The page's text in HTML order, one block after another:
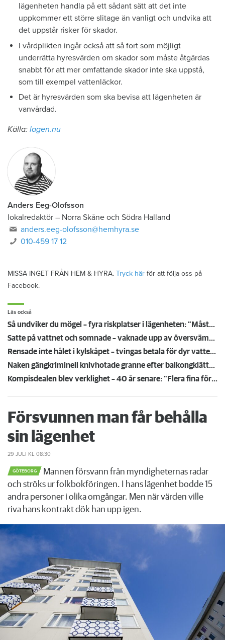
lägenheten handla på ett sådant sätt att det inte
uppkommer ett större slitage än vanligt och undvika att
det uppstår risker för skador.
I vårdplikten ingår också att så fort som möjligt
underrätta hyresvärden om skador som måste åtgärdas
snabbt för att mer omfattande skador inte ska uppstå,
som till exempel vattenläckor.
Det är hyresvärden som ska bevisa att lägenheten är
vanvårdad.
Källa: lagen.nu
Anders Eeg-Olofsson
lokalredaktör – Norra Skåne och Södra Halland
anders.eeg-olofsson@hemhyra.se
010-459 17 12
MISSA INGET FRÅN HEM & HYRA. Tryck här för att följa oss på
Facebook.
Läs också
Så undviker du mögel – fyra riskplatser i lägenheten: ”Måste städa bort”
Satte på vattnet och somnade – vaknade upp av översvämning hos grannen
Rensade inte hålet i kylskåpet – tvingas betala för dyr vattenskada
Naken gängkriminell knivhotade granne efter balkongklättring
Kompisdealen blev verklighet – 40 år senare: "Flera fina fördelar med att dela bostad"
Försvunnen man får behålla
sin lägenhet
29 JULI KL 08:30
GÖTEBORG
Mannen försvann från myndigheternas radar
och ströks ur folkbokföringen. I hans lägenhet bodde 15
andra personer i olika omgångar. Men när värden ville
riva hans kontrakt dök han upp igen.